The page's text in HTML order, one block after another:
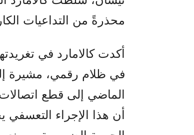
محذرةً من التداعيات
أن هذا الإجراء